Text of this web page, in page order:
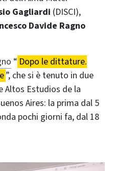
Gagliardi (DISCI),
Davide Ragno
“ Dopo le dittature.
”, che si è tenuto in due
Altos Estudios de la
Aires: la prima dal 5
pochi giorni fa, dal 18